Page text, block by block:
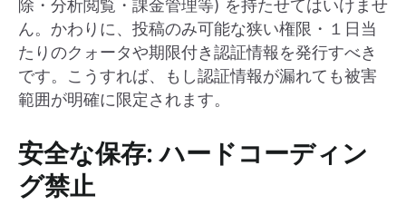
除・分析閲覧・課金管理等) を持たせてはいけませ
ん。かわりに、投稿のみ可能な狭い権限・１日当
たりのクォータや期限付き認証情報を発行すべき
です。こうすれば、もし認証情報が漏れても被害
範囲が明確に限定されます。
安全な保存: ハードコーディン
グ禁止